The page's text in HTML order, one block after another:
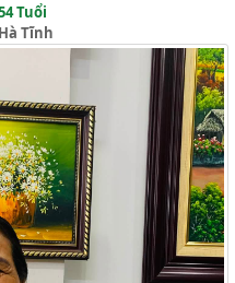
Tuổi
Hà Tĩnh